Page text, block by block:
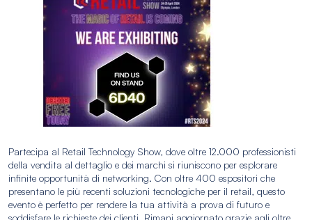
Partecipa al Retail Technology Show, dove oltre 12.000 professionisti
della vendita al dettaglio e dei marchi si riuniscono per esplorare
infinite opportunità di networking. Con oltre 400 espositori che
presentano le più recenti soluzioni tecnologiche per il retail, questo
evento è perfetto per rendere la tua attività a prova di futuro e